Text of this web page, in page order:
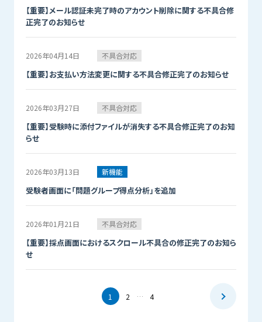
【重要】メール認証未完了時のアカウント削除に関する不具合修
正完了のお知らせ
2026年04月14日 不具合対応
【重要】お支払い方法変更に関する不具合修正完了のお知らせ
2026年03月27日 不具合対応
【重要】受験時に添付ファイルが消失する不具合修正完了のお知
らせ
2026年03月13日 新機能
受験者画面に「問題グループ得点分析」を追加
2026年01月21日 不具合対応
【重要】採点画面におけるスクロール不具合の修正完了のお知ら
せ
1 2 … 4